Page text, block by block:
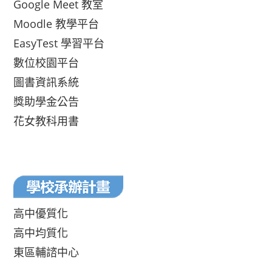
Google Meet 教室
Moodle 教學平台
EasyTest 學習平台
數位校園平台
圖書資訊系統
獎助學金公告
花女教科用書
高中優質化
高中均質化
東區輔諮中心